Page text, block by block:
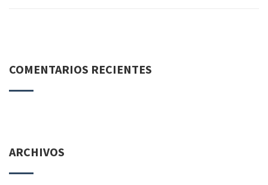
COMENTARIOS RECIENTES
ARCHIVOS